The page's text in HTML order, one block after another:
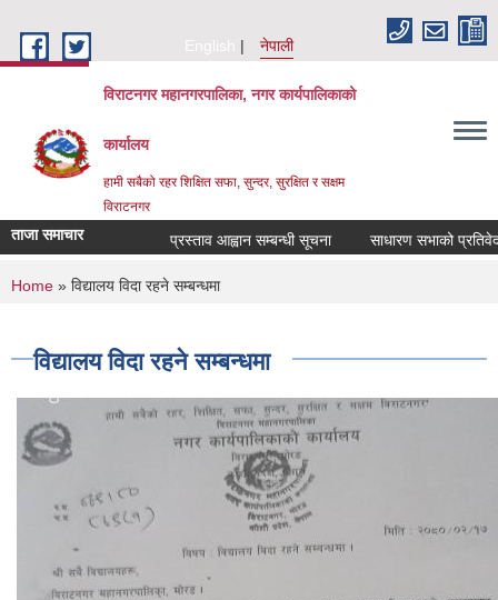
English
नेपाली
विराटनगर महानगरपालिका, नगर कार्यपालिकाको
कार्यालय
हामी सबैको रहर शिक्षित सफा, सुन्दर, सुरक्षित र सक्षम
विराटनगर
ताजा समाचार प्रस्ताव आह्वान सम्बन्धी सूचना साधारण सभाको
You are here
Home » विद्यालय विदा रहने सम्बन्धमा
विद्यालय विदा रहने सम्बन्धमा